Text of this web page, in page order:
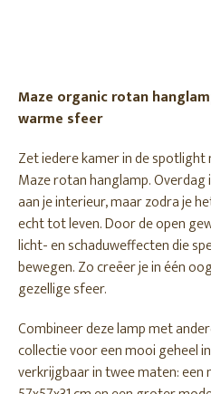
Maze organic rotan
warme sfeer
Zet iedere kamer in de
Maze rotan hanglamp.
aan je interieur, maar zodra je
echt tot leven. Door de open
licht- en schaduweffecten die
bewegen. Zo creëer je in één
gezellige sfeer.
Combineer deze lamp met
collectie voor een mooi geheel
verkrijgbaar in twee maten: